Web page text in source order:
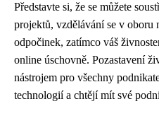
Představte si, že se můžete
projektů, vzdělávání se v oboru
odpočinek, zatímco váš
online úschovně. Pozastavení
nástrojem pro všechny
technologií a chtějí mít své